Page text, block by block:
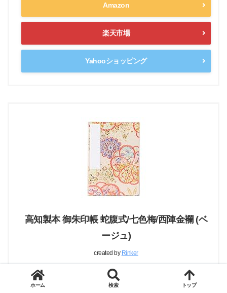
Amazon
楽天市場
Yahooショッピング
高知製本 御朱印帳 蛇腹式/七色梅/西陣金襴 (ベ
ージュ)
created by Rinker
高知製本（kochiseihon）
ホーム 検索 トップ